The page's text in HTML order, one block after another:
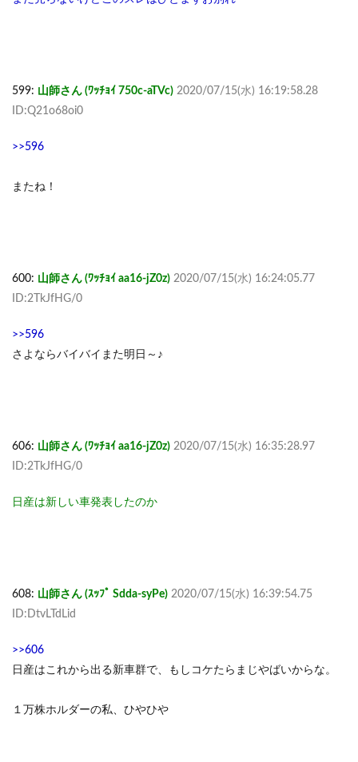
599: 山師さん (ﾜｯﾁｮｲ 750c-aTVc) 2020/07/15(水) 16:19:58.28
ID:Q21o68oi0
>>596
またね！
600: 山師さん (ﾜｯﾁｮｲ aa16-jZ0z) 2020/07/15(水) 16:24:05.77
ID:2TkJfHG/0
>>596
さよならバイバイまた明日～♪
606: 山師さん (ﾜｯﾁｮｲ aa16-jZ0z) 2020/07/15(水) 16:35:28.97
ID:2TkJfHG/0
日産は新しい車発表したのか
608: 山師さん (ｽｯﾌﾟ Sdda-syPe) 2020/07/15(水) 16:39:54.75
ID:DtvLTdLid
>>606
日産はこれから出る新車群で、もしコケたらまじやばいからな。
１万株ホルダーの私、ひやひや